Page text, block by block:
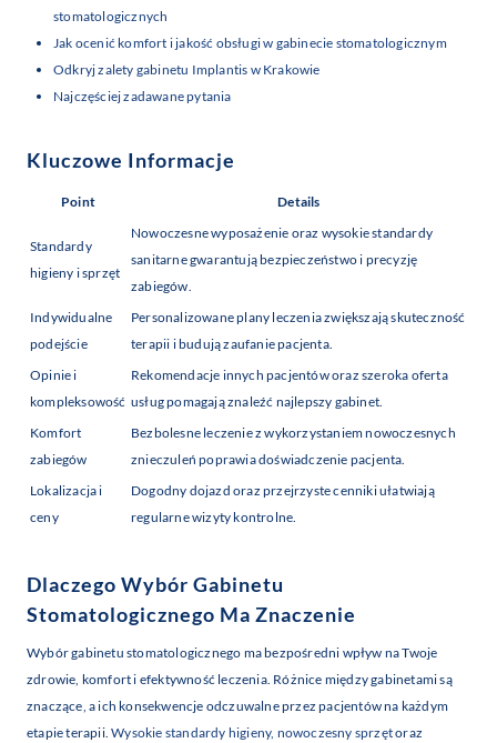
stomatologicznych
Jak ocenić komfort i jakość obsługi w gabinecie stomatologicznym
Odkryj zalety gabinetu Implantis w Krakowie
Najczęściej zadawane pytania
Kluczowe Informacje
Point Details
Standardy
higieny i sprzęt
Nowoczesne wyposażenie oraz wysokie standardy
sanitarne gwarantują bezpieczeństwo i precyzję
zabiegów.
Indywidualne
podejście
Personalizowane plany leczenia zwiększają skuteczność
terapii i budują zaufanie pacjenta.
Opinie i
kompleksowość
Rekomendacje innych pacjentów oraz szeroka oferta
usług pomagają znaleźć najlepszy gabinet.
Komfort
zabiegów
Bezbolesne leczenie z wykorzystaniem nowoczesnych
znieczuleń poprawia doświadczenie pacjenta.
Lokalizacja i
ceny
Dogodny dojazd oraz przejrzyste cenniki ułatwiają
regularne wizyty kontrolne.
Dlaczego Wybór Gabinetu
Stomatologicznego Ma Znaczenie
Wybór gabinetu stomatologicznego ma bezpośredni wpływ na Twoje
zdrowie, komfort i efektywność leczenia. Różnice między gabinetami są
znaczące, a ich konsekwencje odczuwalne przez pacjentów na każdym
etapie terapii.Wysokie standardy higieny, nowoczesny sprzętoraz